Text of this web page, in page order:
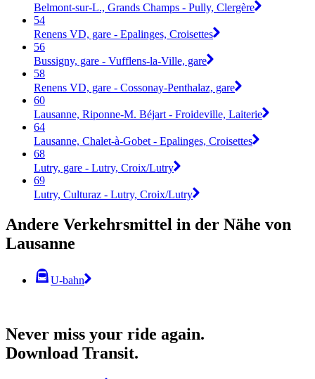
Belmont-sur-L., Grands Champs - Pully, Clergère
54
Renens VD, gare - Epalinges, Croisettes
56
Bussigny, gare - Vufflens-la-Ville, gare
58
Renens VD, gare - Cossonay-Penthalaz, gare
60
Lausanne, Riponne-M. Béjart - Froideville, Laiterie
64
Lausanne, Chalet-à-Gobet - Epalinges, Croisettes
68
Lutry, gare - Lutry, Croix/Lutry
69
Lutry, Culturaz - Lutry, Croix/Lutry
Andere Verkehrsmittel in der Nähe von
Lausanne
U-bahn
Never miss your ride again.
Download Transit.